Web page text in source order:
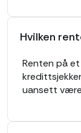
Hvilken
Renten på
uansett